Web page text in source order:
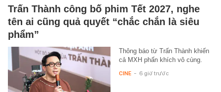
Trấn Thành công bố phim Tết 2027, nghe
tên ai cũng quả quyết “chắc chắn là siêu
phẩm”
Thông báo từ Trấn Thành khiến
cả MXH phấn khích vô cùng.
CINE - 6 giờ trước